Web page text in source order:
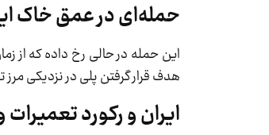
حمله‌ای در عمق خاک
این حمله در حالی رخ داده که از
هدف قرار گرفتن پلی در نزدیکی
ایران و رکورد